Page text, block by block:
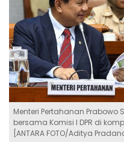
Menteri Pertahanan
bersama Komisi I DPR di
[ANTARA FOTO/Aditya